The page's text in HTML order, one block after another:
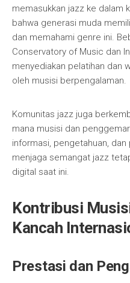
memasukkan jazz ke dalam
bahwa generasi muda
dan memahami genre ini.
Conservatory of Music dan
menyediakan pelatihan dan
oleh musisi berpengalaman.
Komunitas jazz juga
mana musisi dan
informasi, pengetahuan,
menjaga semangat jazz
digital saat ini.
Kontribusi
Kancah
Prestasi dan